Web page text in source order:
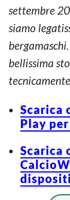
settembre
siamo
bellissima
Scarica
Play
Scarica